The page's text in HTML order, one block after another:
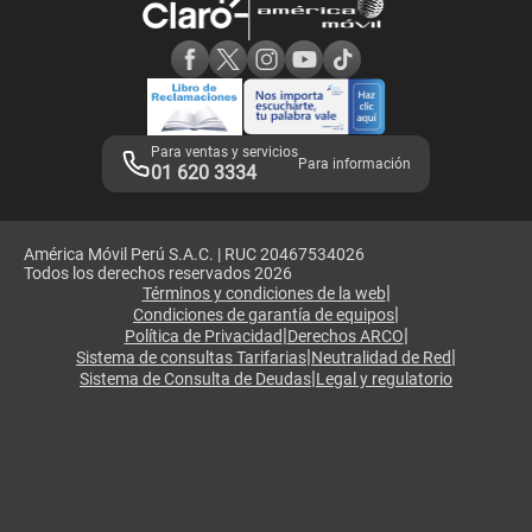
Adquirientes iPhone 6, 6S y SE
Mensaje de Seguridad
Términos y Condiciones de Tienda Claro
Libro de Reclamaciones
Legales de marketplace
Para ventas y servicios
01 620 3334 Para información
América Móvil Perú S.A.C. | RUC 20467534026
Todos los derechos reservados 2026
Términos y condiciones de la web|
Condiciones de garantía de equipos|
Política de Privacidad|Derechos ARCO|
Sistema de consultas Tarifarias|Neutralidad de Red|
Sistema de Consulta de Deudas|Legal y regulatorio